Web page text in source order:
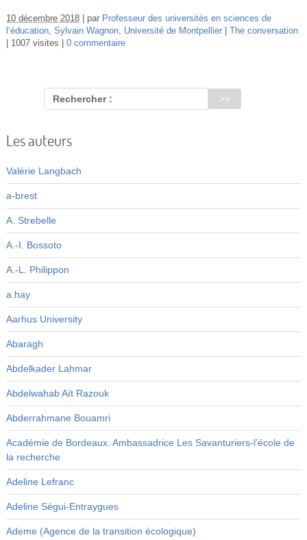
10 décembre 2018 par Professeur des universités en sciences de
l’éducation, Sylvain Wagnon, Université de Montpellier
The conversation
1007 visites
0 commentaire
Rechercher :
Les auteurs
Valérie Langbach
a-brest
A. Strebelle
A.-I. Bossoto
A.-L. Philippon
a.hay
Aarhus University
Abaragh
Abdelkader Lahmar
Abdelwahab Aït Razouk
Abderrahmane Bouamri
Académie de Bordeaux. Ambassadrice Les Savanturiers-l’école de
la recherche
Adeline Lefranc
Adeline Ségui-Entraygues
Ademe (Agence de la transition écologique)